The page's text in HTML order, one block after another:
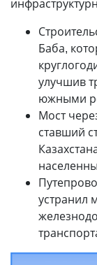
Баба,
улучшив
южными
Мост
ставший
устранил